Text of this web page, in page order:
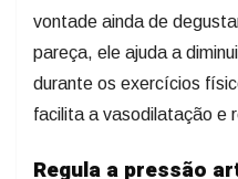
vontade ainda de
pareça, ele ajuda a
durante os exercícios
facilita a vasodilatação e
Regula a pressão